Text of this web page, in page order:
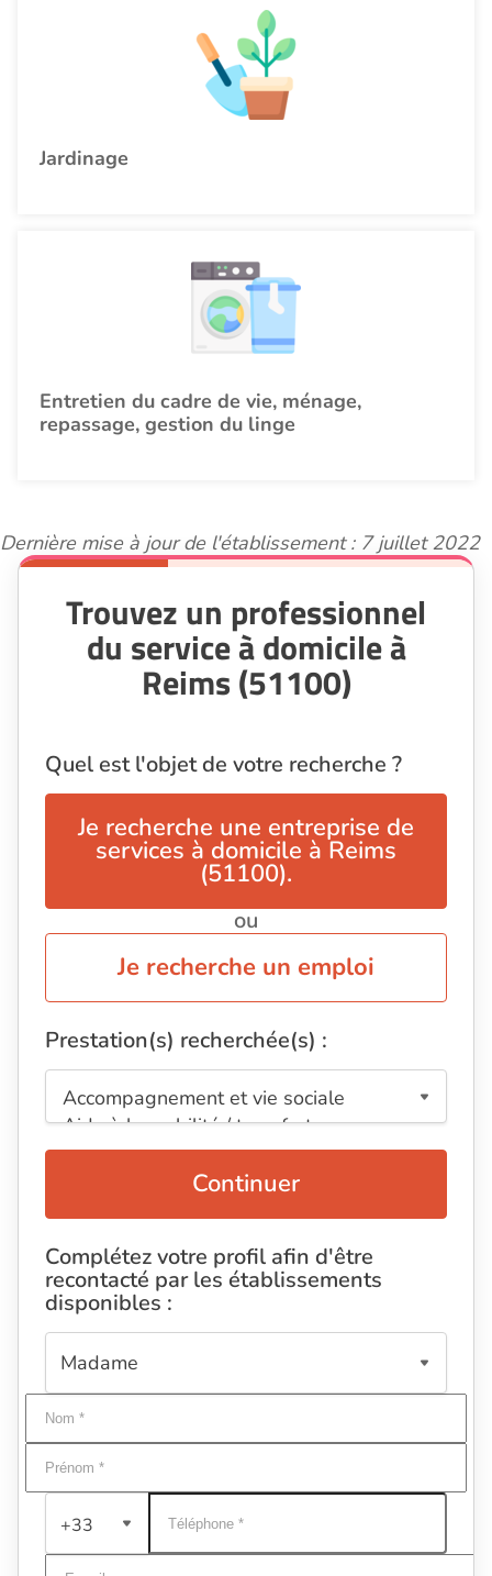
Jardinage
Entretien du cadre de vie, ménage,
repassage, gestion du linge
Dernière mise à jour de l'établissement : 7 juillet 2022
Trouvez un professionnel
du service à domicile à
Reims (51100)
Quel est l'objet de votre recherche ?
Je recherche une entreprise de
services à domicile à Reims
(51100).
ou
Je recherche un emploi
Prestation(s) recherchée(s) :
Continuer
Complétez votre profil afin d'être
recontacté par les établissements
disponibles :
+33